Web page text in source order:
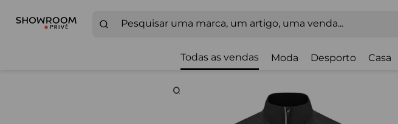
Todas as vendas Moda Desporto Casa